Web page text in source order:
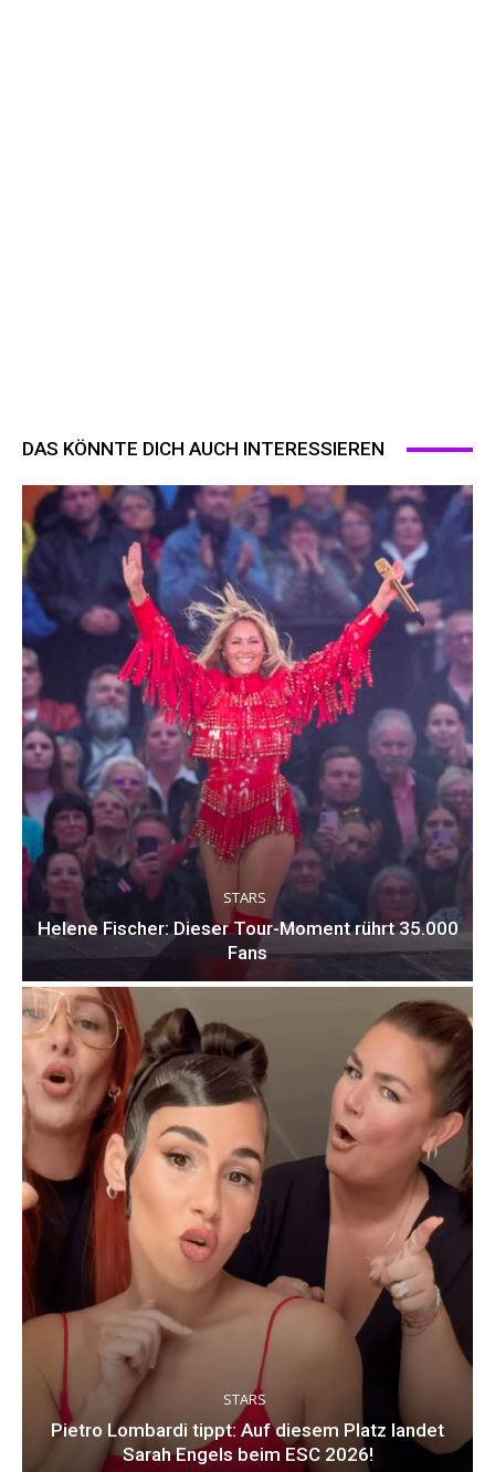
DAS KÖNNTE DICH AUCH INTERESSIEREN
STARS
Helene Fischer: Dieser Tour-Moment rührt 35.000
Fans
STARS
Pietro Lombardi tippt: Auf diesem Platz landet
Sarah Engels beim ESC 2026!